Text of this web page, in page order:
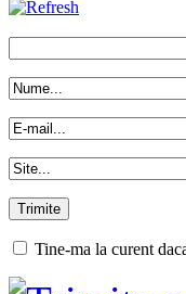
Tine-ma la curent